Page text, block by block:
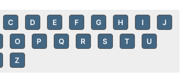
C D E F G H I J
O P Q R S T U
Z